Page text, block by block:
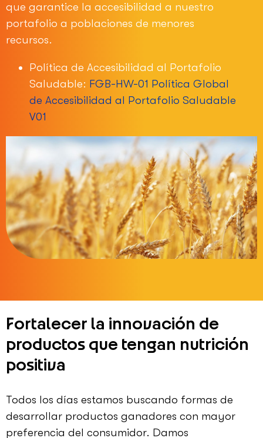
que garantice la accesibilidad a nuestro
portafolio a poblaciones de menores
recursos.
Política de Accesibilidad al Portafolio
Saludable: FGB-HW-01 Política Global
de Accesibilidad al Portafolio Saludable
V01
Fortalecer la innovación de
productos que tengan nutrición
positiva
Todos los días estamos buscando formas de
desarrollar productos ganadores con mayor
preferencia del consumidor. Damos